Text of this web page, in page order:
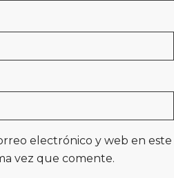
electrónico y web en este
vez que comente.